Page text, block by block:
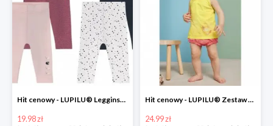
Hit cenowy - LUPILU® Legginsy niemowlęce z biobawełną, 2 pary
19.98 zł
Hit cenowy - LUPILU® Zestaw dziecięcy z biobawełny (body + koszulka + spodenki), 1 komplet
24.99 zł